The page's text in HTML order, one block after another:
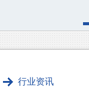
行业资讯